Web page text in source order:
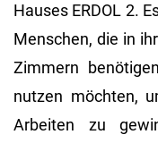
Hauses ERDOL 2.
Menschen, die in
Zimmern
nutzen möchten,
Arbeiten zu